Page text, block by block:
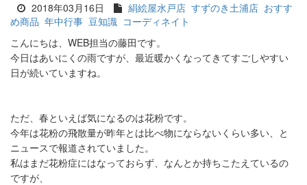
2018年03月16日 絹絵屋水戸店 すずのき土浦店 おすす
め商品 年中行事 豆知識 コーディネイト
こんにちは、WEB担当の藤田です。
今日はあいにくの雨ですが、最近暖かくなってきてすごしやすい
日が続いていますね。
ただ、春といえば気になるのは花粉です。
今年は花粉の飛散量が昨年とは比べ物にならないくらい多い、と
ニュースで報道されていました。
私はまだ花粉症にはなっておらず、なんとか持ちこたえているの
ですが、